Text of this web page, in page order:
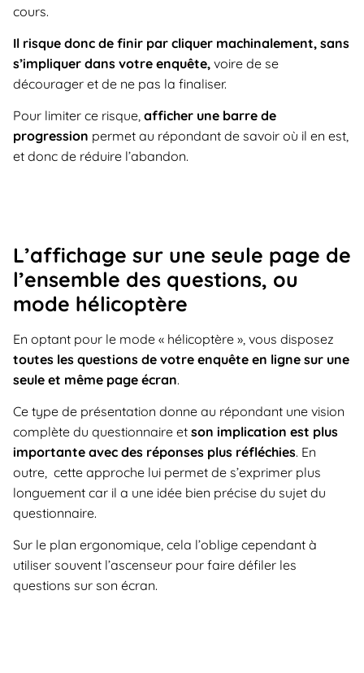
cours.
Il risque donc de finir par cliquer machinalement, sans
s’impliquer dans votre enquête, voire de se
décourager et de ne pas la finaliser.
Pour limiter ce risque, afficher une barre de
progression permet au répondant de savoir où il en est,
et donc de réduire l’abandon.
L’affichage sur une seule page de
l’ensemble des questions, ou
mode hélicoptère
En optant pour le mode « hélicoptère », vous disposez
toutes les questions de votre enquête en ligne sur une
seule et même page écran.
Ce type de présentation donne au répondant une vision
complète du questionnaire et son implication est plus
importante avec des réponses plus réfléchies. En
outre, cette approche lui permet de s’exprimer plus
longuement car il a une idée bien précise du sujet du
questionnaire.
Sur le plan ergonomique, cela l’oblige cependant à
utiliser souvent l’ascenseur pour faire défiler les
questions sur son écran.